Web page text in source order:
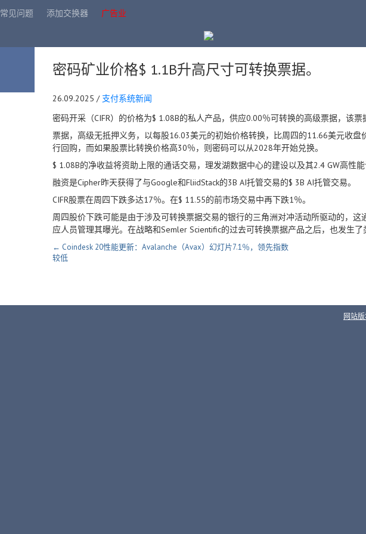
常见问题 添加交换器 广告业
密码矿业价格$ 1.1B升高尺寸可转换票据。
26.09.2025 / 支付系统新闻
密码开采（CIFR）的价格为$ 1.08B的私人产品，供应0.00％可转换的高级票据，该票
票据，高级无抵押义务，以每股16.03美元的初始价格转换，比周四的11.66美元收盘
行回购，而如果股票比转换价格高30％，则密码可以从2028年开始兑换。
$ 1.08B的净收益将资助上限的通话交易，理发湖数据中心的建设以及其2.4 GW高性能
融资是Cipher昨天获得了与Google和FliidStack的3B AI托管交易的$ 3B AI托管交易。
CIFR股票在周四下跌多达17％。在$ 11.55的前市场交易中再下跌1％。
周四股价下跌可能是由于涉及可转换票据交易的银行的三角洲对冲活动所驱动的，
应人员管理其曝光。在战略和Semler Scientific的过去可转换票据产品之后，也发生了
← Coindesk 20性能更新：Avalanche（Avax）幻灯片7.1％，领先指数
较低
网站